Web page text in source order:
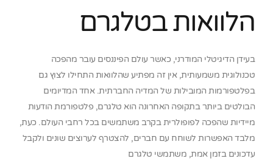
הלוואות בטלגרם
בעידן הדיגיטלי המודרני, כאשר עולם הפיננסים עובר מהפכה
טכנולוגית משמעותית, אין זה מפתיע שהלוואות התחילו לצוץ גם
בפלטפורמות המובילות של המדיה החברתית. אחד המדיומים
הבולטים ביותר בתקופה האחרונה הוא טלגרם, פלטפורמת הודעות
מיידיות שהפכה לפופולרית בקרב משתמשים בכל רחבי העולם. כעת,
מלבד האפשרות לשוחח עם חברים, להצטרף לערוצים שונים ולקבל
עדכונים בזמן אמת, משתמשי טלגרם